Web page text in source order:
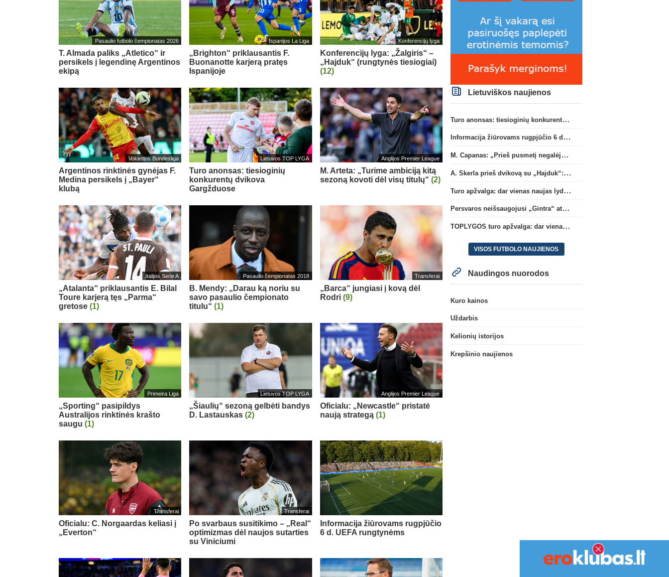
Pasaulio futbolo čempionatas 2026
T. Almada paliks „Atletico“ ir
persikels į legendinę Argentinos
ekipą
Ispanijos La Liga
„Brighton“ priklausantis F.
Buonanotte karjerą pratęs
Ispanijoje
Konferencijų lyga
Konferencijų lyga: „Žalgiris“ –
„Hajduk“ (rungtynės tiesiogiai)
(12)
Vokietijos Bundesliga
Argentinos rinktinės gynėjas F.
Medina persikels į „Bayer“
klubą
Lietuvos TOP LYGA
Turo anonsas: tiesioginių
konkurentų dvikova
Gargžduose
Anglijos Premier League
M. Arteta: „Turime ambiciją kitą
sezoną kovoti dėl visų titulų“ (2)
Italijos Serie A
„Atalanta“ priklausantis E. Bilal
Toure karjerą tęs „Parma“
gretose (1)
Pasaulio čempionatas 2018
B. Mendy: „Darau ką noriu su
savo pasaulio čempionato
titulu“(1)
Transferai
„Barca“ jungiasi į kovą dėl
Rodri (9)
Primeira Liga
„Sporting“ pasipildys
Australijos rinktinės krašto
saugu (1)
Lietuvos TOP LYGA
„Šiaulių“ sezoną gelbėti bandys
D. Lastauskas(2)
Anglijos Premier League
Oficialu: „Newcastle“ pristatė
naują strategą (1)
Transferai
Oficialu: C. Norgaardas keliasi į
„Everton“
Transferai
Po svarbaus susitikimo – „Real“
optimizmas dėl naujos sutarties
su Viniciumi
Informacija žiūrovams rugpjūčio
6 d. UEFA rungtynėms
Lietuviškos naujienos
Turo anonsas: tiesioginių konkurentų dvikova Gargžduose
Informacija žiūrovams rugpjūčio 6 d. UEFA rungtynėms
M. Capanas: „Prieš pusmetį negalėjau net įsivaizduoti, kad žaisime prieš „Hajduk“
A. Skerla prieš dvikovą su „Hajduk“: „Tai kito kalibro komanda“
Turo apžvalga: dar vienas naujas lyderis
Persvaros neišsaugojusi „Gintra“ atrankos pusfinalyje nusileido Škotijos čempionėms
TOPLYGOS turo apžvalga: dar vienas naujas lyderis
VISOS FUTBOLO NAUJIENOS
Naudingos nuorodos
Kuro kainos
Uždarbis
Kelionių istorijos
Krepšinio naujienos